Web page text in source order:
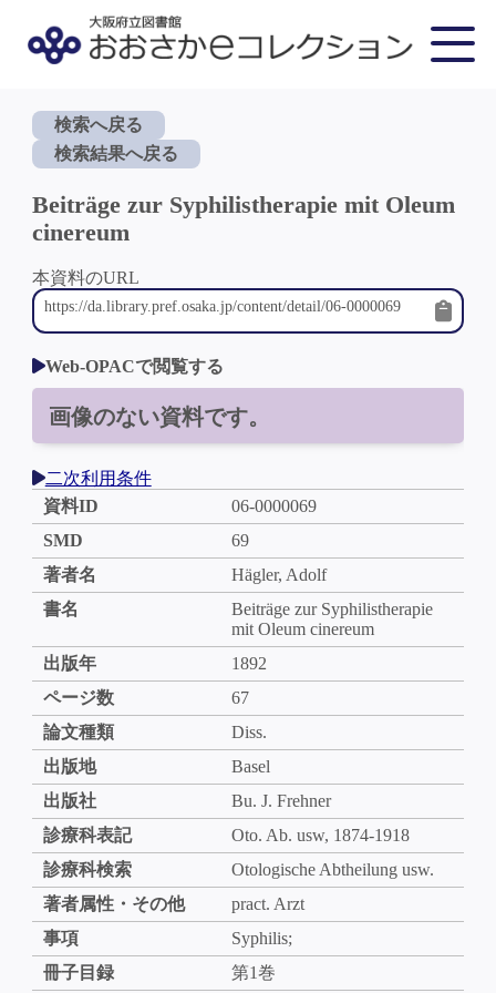
検索へ戻る
検索結果へ戻る
Beiträge zur Syphilistherapie mit Oleum
cinereum
本資料のURL
Web-OPACで閲覧する
画像のない資料です。
二次利用条件
資料ID
06-0000069
SMD
69
著者名
Hägler, Adolf
書名
Beiträge zur Syphilistherapie
mit Oleum cinereum
出版年
1892
ページ数
67
論文種類
Diss.
出版地
Basel
出版社
Bu. J. Frehner
診療科表記
Oto. Ab. usw, 1874-1918
診療科検索
Otologische Abtheilung usw.
著者属性・その他
pract. Arzt
事項
Syphilis;
冊子目録
第1巻